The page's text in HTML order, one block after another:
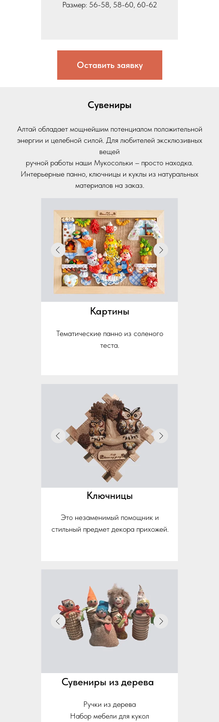
Размер: 56-58, 58-60, 60-62
Оставить заявку
Сувениры
Алтай обладает мощнейшим потенциалом положительной
энергии и целебной силой. Для любителей эксклюзивных
вещей
ручной работы наши Мукосольки – просто находка.
Интерьерные панно, ключницы и куклы из натуральных
материалов на заказ.
Картины
Тематические панно из соленого
теста.
Сувениры из дерева
Ручки из дерева
Набор мебели для кукол
Ключницы
Это незаменимый помощник и
стильный предмет декора прихожей.